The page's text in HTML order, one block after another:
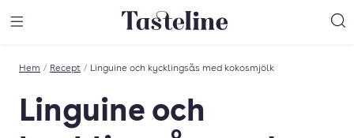
Till Tastelines startsida
Hem / Recept / Linguine och kycklingsås med kokosmjölk
Linguine och